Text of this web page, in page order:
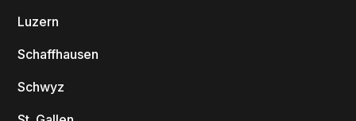
Luzern
Schaffhausen
Schwyz